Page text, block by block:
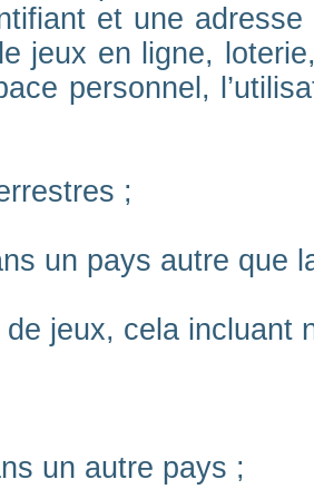
et une
jeux en ligne,
personnel,
;
un pays autre que
jeux, cela incluant
un autre pays ;